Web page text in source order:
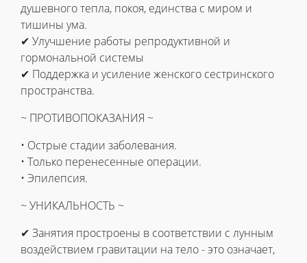
душевного тепла, покоя, единства с миром и
тишины ума.
✔ Улучшение работы репродуктивной и
гормональной системы
✔ Поддержка и усиление женского сестринского
пространства.
~ ПРОТИВОПОКАЗАНИЯ ~
• Острые стадии заболевания.
• Только перенесенные операции.
• Эпилепсия.
~ УНИКАЛЬНОСТЬ ~
✔ Занятия простроены в соответствии с лунным
воздействием гравитации на тело - это означает,